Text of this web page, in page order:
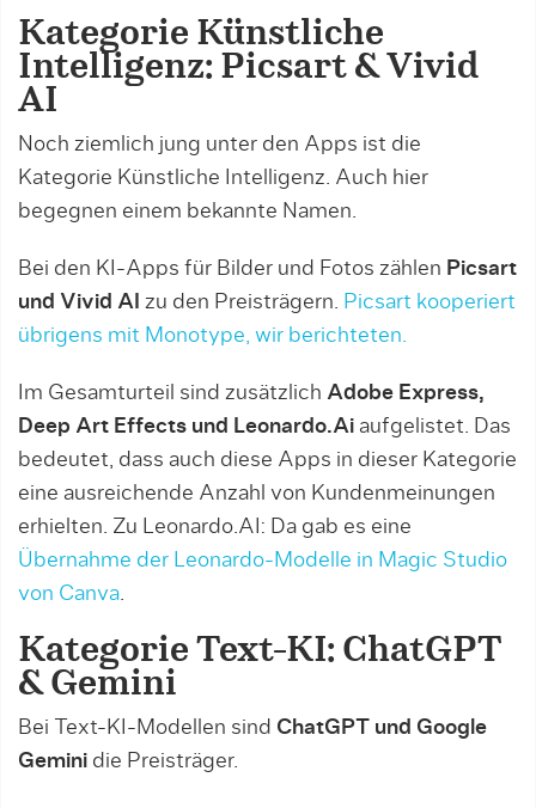
Kategorie Künstliche
Intelligenz: Picsart & Vivid
AI
Noch ziemlich jung unter den Apps ist die
Kategorie Künstliche Intelligenz. Auch hier
begegnen einem bekannte Namen.
Bei den KI-Apps für Bilder und Fotos zählen Picsart
und Vivid AI zu den Preisträgern. Picsart kooperiert
übrigens mit Monotype, wir berichteten.
Im Gesamturteil sind zusätzlich Adobe Express,
Deep Art Effects und Leonardo.Ai aufgelistet. Das
bedeutet, dass auch diese Apps in dieser Kategorie
eine ausreichende Anzahl von Kundenmeinungen
erhielten. Zu Leonardo.AI: Da gab es eine
Übernahme der Leonardo-Modelle in Magic Studio
von Canva.
Kategorie Text-KI: ChatGPT
& Gemini
Bei Text-KI-Modellen sind ChatGPT und Google
Gemini die Preisträger.